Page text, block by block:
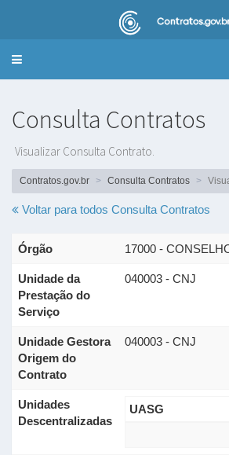
Alternar
Consulta Contratos
Visualizar Consulta Contrato.
Contratos.gov.br Consulta Contratos
Voltar para todos Consulta Contratos
Órgão 17000 -
Unidade da
Prestação do
Serviço
040003 - CNJ
Unidade Gestora
Origem do
Contrato
040003 - CNJ
Unidades
Descentralizadas
UASG